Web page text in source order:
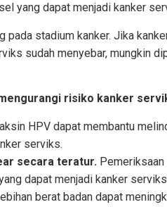
yang dapat menjadi kanker
pada stadium kanker. Jika
sudah menyebar, mungkin
risiko kanker
HPV dapat membantu
serviks.
secara teratur.
dapat menjadi kanker
berat badan dapat